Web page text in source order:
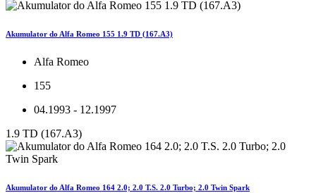
Akumulator do Alfa Romeo 155 1.9 TD (167.A3)
Alfa Romeo
155
04.1993 - 12.1997
1.9 TD (167.A3)
Akumulator do Alfa Romeo 164 2.0; 2.0 T.S. 2.0 Turbo; 2.0 Twin Spark